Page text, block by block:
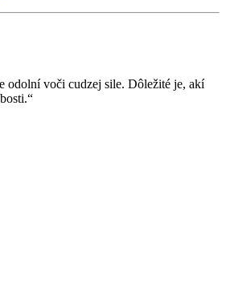
odolní voči cudzej sile. Dôležité je, akí